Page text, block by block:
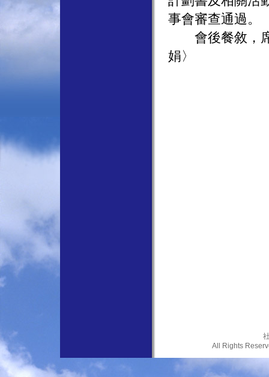
事會審查通過。
會後餐敘，席
娟〉
All Rights